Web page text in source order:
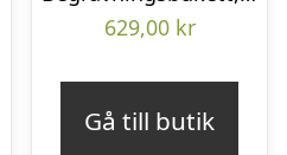
629,00 kr
Gå till butik